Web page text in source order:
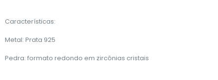
Características:
Metal: Prata 925
Pedra: formato redondo em zircônias cristais